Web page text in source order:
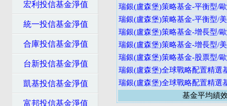
宏利投信基金淨值
統一投信基金淨值
合庫投信基金淨值
台新投信基金淨值
凱基投信基金淨值
富邦投信基金淨值
瑞銀(盧森堡)策略基金-平衡型/
瑞銀(盧森堡)策略基金-平衡型/
瑞銀(盧森堡)策略基金-增長型/
瑞銀(盧森堡)策略基金-增長型/
瑞銀(盧森堡)策略基金-股票型/
瑞銀(盧森堡)全球戰略配置精選
瑞銀(盧森堡)全球戰略配置精選
基金平均績